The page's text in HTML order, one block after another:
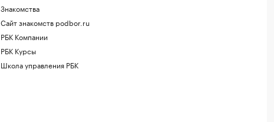
Знакомства
Сайт знакомств podbor.ru
РБК Компании
РБК Курсы
Школа управления РБК